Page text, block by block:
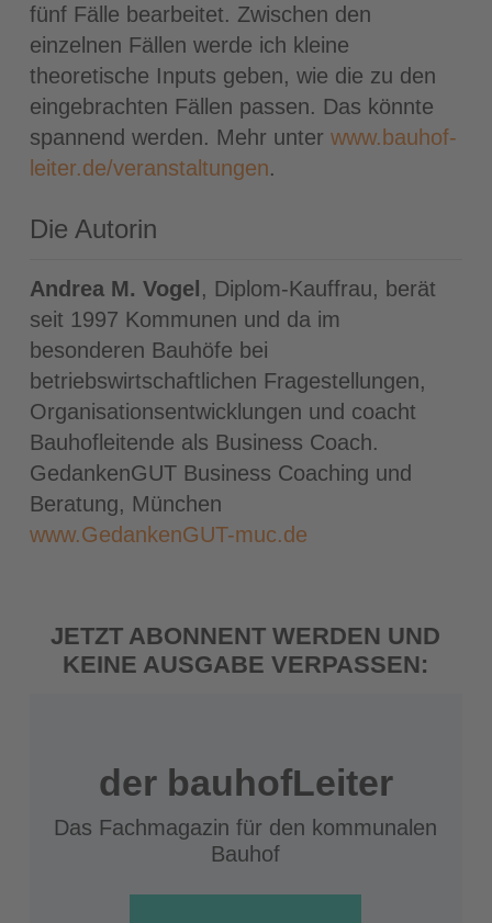
fünf Fälle bearbeitet. Zwischen den
einzelnen Fällen werde ich kleine
theoretische Inputs geben, wie die zu den
eingebrachten Fällen passen. Das könnte
spannend werden. Mehr unter www.bauhof-
leiter.de/veranstaltungen.
Die Autorin
Andrea M. Vogel , Diplom-Kauffrau, berät
seit 1997 Kommunen und da im
besonderen Bauhöfe bei
betriebswirtschaftlichen Fragestellungen,
Organisationsentwicklungen und coacht
Bauhofleitende als Business Coach.
GedankenGUT Business Coaching und
Beratung, München
www.GedankenGUT-muc.de
JETZT ABONNENT WERDEN UND
KEINE AUSGABE VERPASSEN:
der bauhofLeiter
Das Fachmagazin für den kommunalen
Bauhof